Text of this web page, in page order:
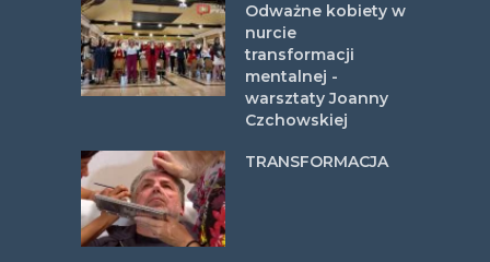
Odważne kobiety w
nurcie
transformacji
mentalnej -
warsztaty Joanny
Czchowskiej
TRANSFORMACJA